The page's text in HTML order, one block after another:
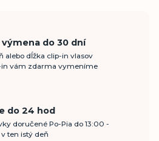
do 30 dní
alebo dĺžka clip-in vlasov
in vám zdarma vymeníme
do 24 hod
doručené Po-Pia do 13:00 -
ten istý deň